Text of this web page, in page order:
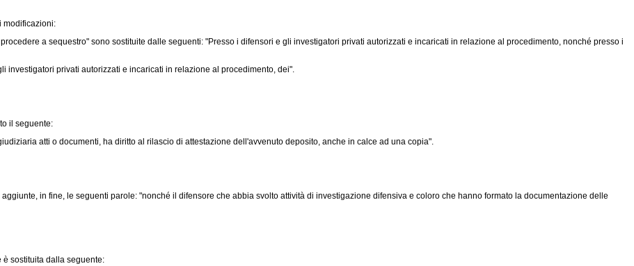
modificazioni:
a sequestro" sono sostituite dalle seguenti: "Presso i difensori e gli investigatori privati autorizzati e incaricati in relazione al procedimento, nonché presso i
privati autorizzati e incaricati in relazione al procedimento, dei".
il seguente:
atti o documenti, ha diritto al rilascio di attestazione dell'avvenuto deposito, anche in calce ad una copia".
in fine, le seguenti parole: "nonché il difensore che abbia svolto attività di investigazione difensiva e coloro che hanno formato la documentazione delle
sostituita dalla seguente: